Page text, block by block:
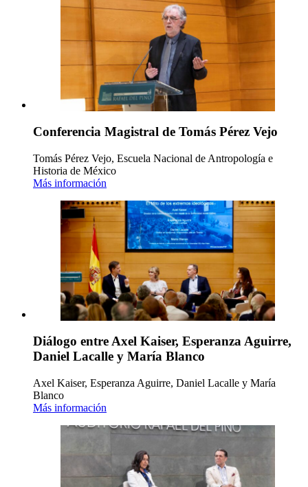
Conferencia Magistral de Tomás Pérez Vejo
Tomás Pérez Vejo, Escuela Nacional de Antropología e
Historia de México
Más información
Diálogo entre Axel Kaiser, Esperanza Aguirre,
Daniel Lacalle y María Blanco
Axel Kaiser, Esperanza Aguirre, Daniel Lacalle y María
Blanco
Más información